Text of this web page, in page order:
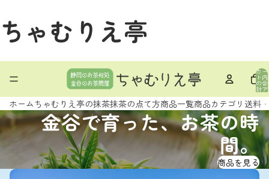
ちゃむりえ亭
カー
ト内
の合
計ア
イテ
ム
数: 0
ホーム ちゃむりえ亭の抹茶抹茶の点て方商品一覧商品カテゴリ 送料
金谷で育った、お茶の時
間。
商品を見る